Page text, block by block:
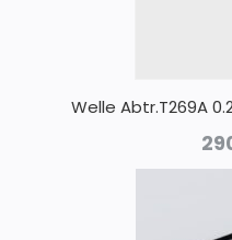
Welle Abtr.T269A